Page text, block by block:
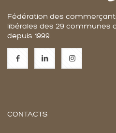
Fédération des
libérales des 29 communes
depuis 1999.
CONTACTS